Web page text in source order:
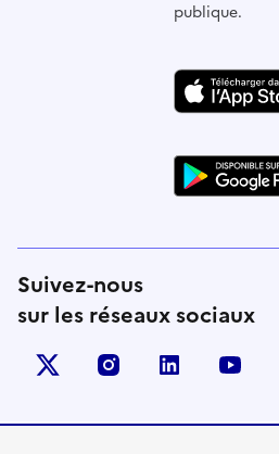
publique.
Suivez-nous
sur les réseaux sociaux
X (anciennement Twitter)
instagramlinkedin